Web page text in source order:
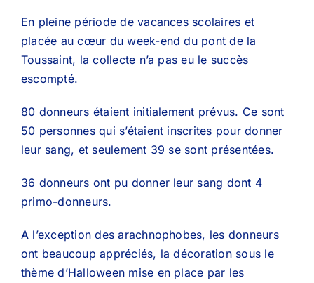
En pleine période de vacances scolaires et
placée au cœur du week-end du pont de la
Toussaint, la collecte n’a pas eu le succès
escompté.
80 donneurs étaient initialement prévus. Ce sont
50 personnes qui s’étaient inscrites pour donner
leur sang, et seulement 39 se sont présentées.
36 donneurs ont pu donner leur sang dont 4
primo-donneurs.
A l’exception des arachnophobes, les donneurs
ont beaucoup appréciés, la décoration sous le
thème d’Halloween mise en place par les